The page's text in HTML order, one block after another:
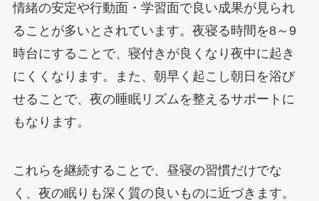
情緒の安定や行動面・学習面で良い成果が見られ
ることが多いとされています。夜寝る時間を8～9
時台にすることで、寝付きが良くなり夜中に起き
にくくなります。また、朝早く起こし朝日を浴び
せることで、夜の睡眠リズムを整えるサポートに
もなります。
これらを継続することで、昼寝の習慣だけでな
く、夜の眠りも深く質の良いものに近づきます。